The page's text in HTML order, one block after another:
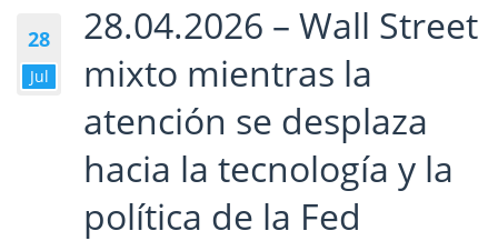
28
Jul
28.04.2026 – Wall Street
mixto mientras la
atención se desplaza
hacia la tecnología y la
política de la Fed